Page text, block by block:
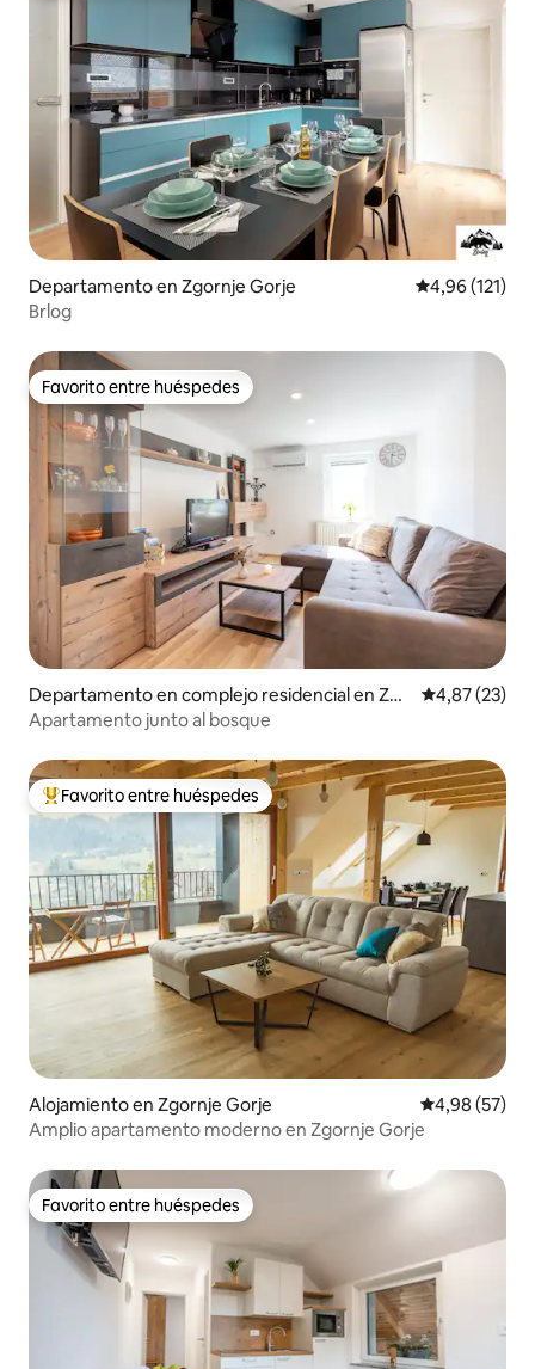
Departamento en Zgornje Gorje Calificación
4,96 (121)
Brlog
Favorito entre huéspedes
Favorito entre huéspedes
Departamento en complejo residencial en Zgo
rnje Gorje
Calificación
4,87 (23)
Apartamento junto al bosque
Favorito entre los huéspedes más destacados
Favorito entre huéspedes
Alojamiento en Zgornje Gorje Calificación
4,98 (57)
Amplio apartamento moderno en Zgornje Gorje
Favorito entre huéspedes
Favorito entre huéspedes